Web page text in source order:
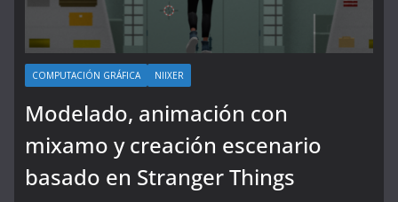
COMPUTACIÓN GRÁFICA NIIXER
Modelado, animación con
mixamo y creación escenario
basado en Stranger Things